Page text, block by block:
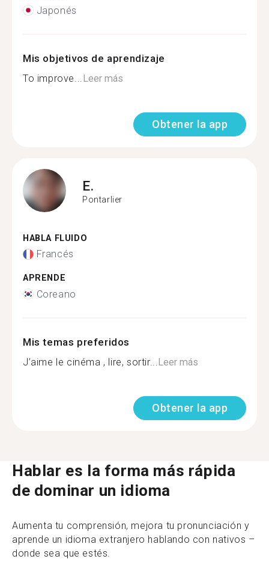
Japonés
Mis objetivos de aprendizaje
To improve... Leer más
Obtener la app
E.
Pontarlier
HABLA FLUIDO
Francés
APRENDE
Coreano
Mis temas preferidos
J’aime le cinéma , lire, sortir... Leer más
Obtener la app
Hablar es la forma más rápida
de dominar un idioma
Aumenta tu comprensión, mejora tu pronunciación y
aprende un idioma extranjero hablando con nativos –
donde sea que estés.